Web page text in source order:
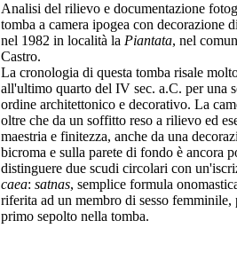
Analisi del rilievo e documentazione
tomba a camera ipogea con decorazione
nel 1982 in località la Piantata, nel
Castro.
La cronologia di questa tomba risale
all'ultimo quarto del IV sec. a.C. per una
ordine architettonico e decorativo. La
oltre che da un soffitto reso a rilievo ed
maestria e finitezza, anche da una
bicroma e sulla parete di fondo è ancora
distinguere due scudi circolari con
caea: satnas, semplice formula
riferita ad un membro di sesso
primo sepolto nella tomba.